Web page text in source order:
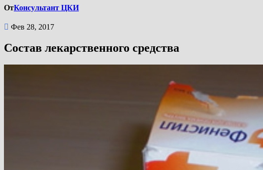
ОтКонсультант ЦКИ
Фев 28, 2017
Состав лекарственного средства